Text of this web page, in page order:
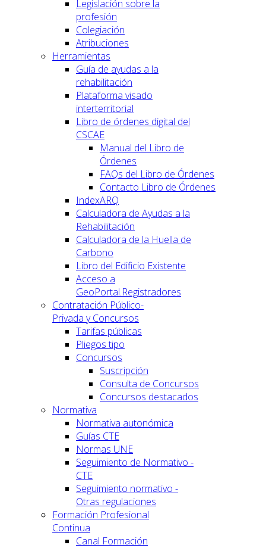
Legislación sobre la
profesión
Colegiación
Atribuciones
Herramientas
Guía de ayudas a la
rehabilitación
Plataforma visado
interterritorial
Libro de órdenes digital del
CSCAE
Manual del Libro de
Órdenes
FAQs del Libro de Órdenes
Contacto Libro de Órdenes
IndexARQ
Calculadora de Ayudas a la
Rehabilitación
Calculadora de la Huella de
Carbono
Libro del Edificio Existente
Acceso a
GeoPortal.Registradores
Contratación Público-
Privada y Concursos
Tarifas públicas
Pliegos tipo
Concursos
Suscripción
Consulta de Concursos
Concursos destacados
Normativa
Normativa autonómica
Guías CTE
Normas UNE
Seguimiento de Normativo -
CTE
Seguimiento normativo -
Otras regulaciones
Formación Profesional
Continua
Canal Formación